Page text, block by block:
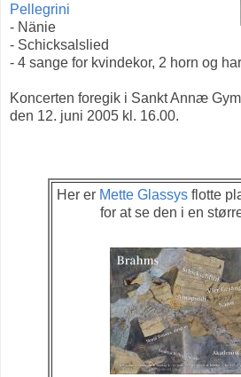
Pellegrini
- Nänie
- Schicksalslied
- 4 sange for kvindekor, 2 horn og
Koncerten foregik i Sankt Annæ
den 12. juni 2005 kl. 16.00.
Her er Mette Glassysflotte
for at se den i en